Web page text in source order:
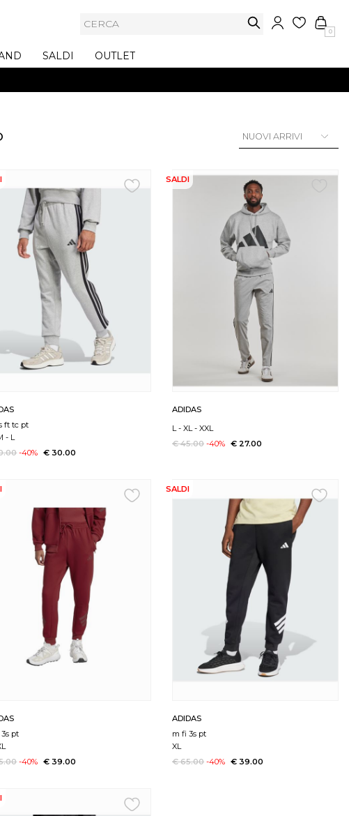
0
SALDI OUTLET
ft tc pt
- L
-40% € 30.00
SALDI
ADIDAS
L- XL- XXL
€ 45.00 -40% € 27.00
pt
-40% € 39.00
SALDI
ADIDAS
m fi 3s pt
XL
€ 65.00 -40% € 39.00